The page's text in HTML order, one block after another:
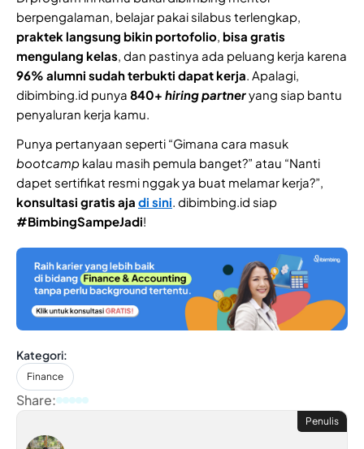
berpengalaman, belajar pakai silabus terlengkap,
praktek langsung bikin portofolio, bisa gratis
mengulang kelas, dan pastinya ada peluang kerja karena
96% alumni sudah terbukti dapat kerja. Apalagi,
dibimbing.id punya 840+ hiring partneryang siap bantu
penyaluran kerja kamu.
Punya pertanyaan seperti “Gimana cara masuk
bootcamp kalau masih pemula banget?” atau “Nanti
dapet sertifikat resmi nggak ya buat melamar kerja?”,
konsultasi gratis aja di sini. dibimbing.id siap
#BimbingSampeJadi!
Kategori:
Finance
Share:
Penulis